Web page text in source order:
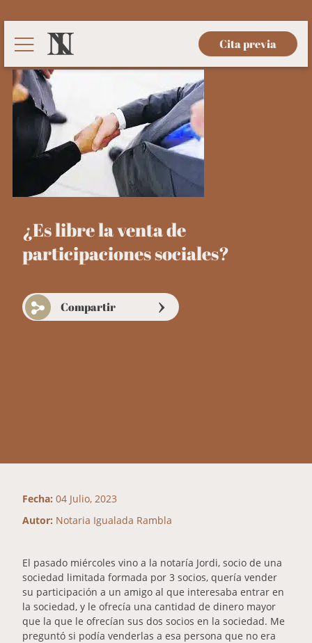
Cita previa
¿Es libre la venta de
participaciones sociales?
Compartir
Fecha: 04 Julio, 2023
Autor: Notaria Igualada Rambla
El pasado miércoles vino a la notaría Jordi, socio de una
sociedad limitada formada por 3 socios, quería vender
su participación a un amigo al que interesaba entrar en
la sociedad, y le ofrecía una cantidad de dinero mayor
que la que le ofrecían sus dos socios en la sociedad. Me
preguntó si podía venderlas a esa persona que no era